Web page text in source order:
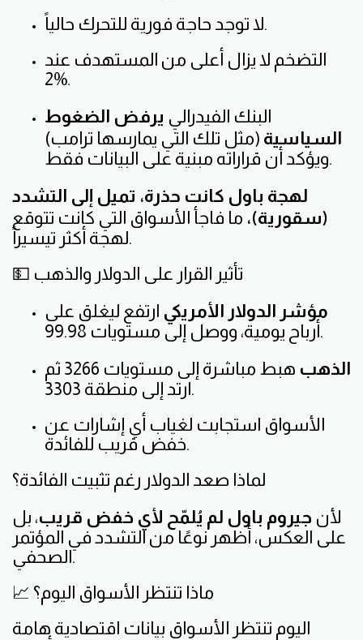
لا توجد حاجة فورية للتحرك حالياً.
التضخم لا يزال أعلى من المستهدف عند
2%.
البنك الفيدرالي يرفض الضغوط
السياسية (مثل تلك التي يمارسها ترامب)
ويؤكد أن قراراته مبنية على البيانات فقط.
لهجة باول كانت حذرة، تميل إلى التشدد
(سقورية)، ما فاجأ الأسواق التي كانت تتوقع
لهجة أكثر تيسيراً.
💵 تأثير القرار على الدولار والذهب
مؤشر الدولار الأمريكي ارتفع ليغلق على
أرباح يومية، ووصل إلى مستويات 99.98.
الذهب
هبط مباشرة إلى مستويات 3266 ثم
ارتد إلى منطقة 3303.
الأسواق استجابت لغياب أي إشارات عن
خفض قريب للفائدة.
لماذا صعد الدولار رغم تثبيت الفائدة؟
لأن جيروم باول لم يُلمّح لأي خفض قريب، بل
على العكس، أظهر نوعًا من التشدد في المؤتمر
الصحفي.
📈 ماذا تنتظر الأسواق اليوم؟
اليوم تنتظر الأسواق بيانات اقتصادية هامة